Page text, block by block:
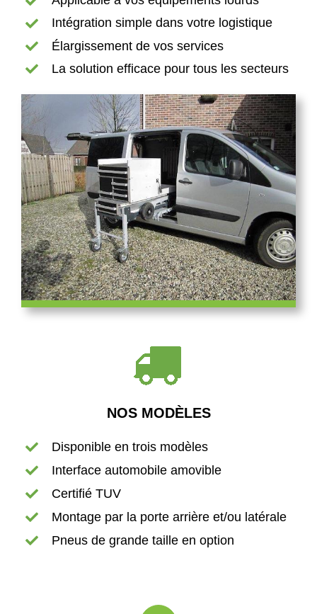
Intégration simple dans votre logistique
Élargissement de vos services
La solution efficace pour tous les secteurs
NOS MODÈLES
Disponible en trois modèles
Interface automobile amovible
Certifié TUV
Montage par la porte arrière et/ou latérale
Pneus de grande taille en option